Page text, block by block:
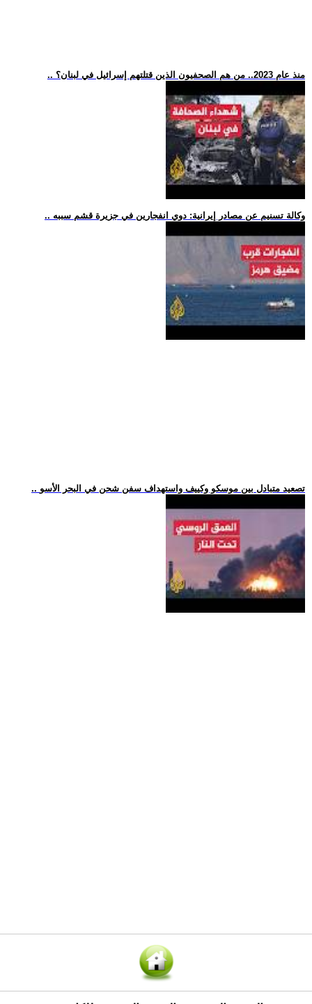
.. منذ عام 2023.. من هم الصحفيون الذين قتلتهم إسرائيل في لبنان؟
.. وكالة تسنيم عن مصادر إيرانية: دوي انفجارين في جزيرة قشم سببه
.. تصعيد متبادل بين موسكو وكييف واستهداف سفن شحن في البحر الأسو